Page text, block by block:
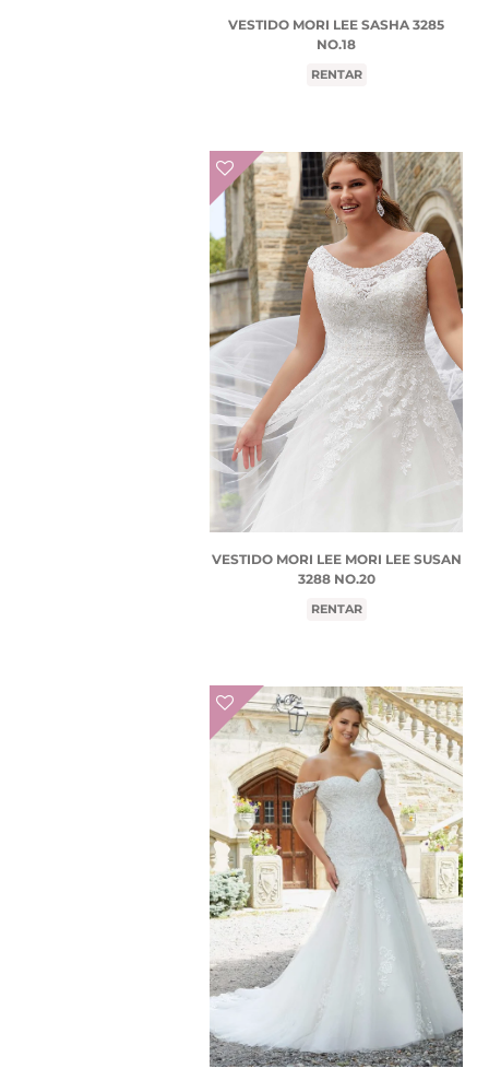
VESTIDO MORI LEE SASHA 3285
NO.18
RENTAR
VESTIDO MORI LEE MORI LEE SUSAN
3288 NO.20
RENTAR